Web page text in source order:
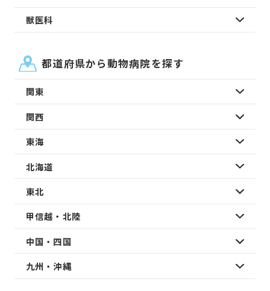
獣医科
都道府県から動物病院を探す
関東
関西
東海
北海道
東北
甲信越・北陸
中国・四国
九州・沖縄